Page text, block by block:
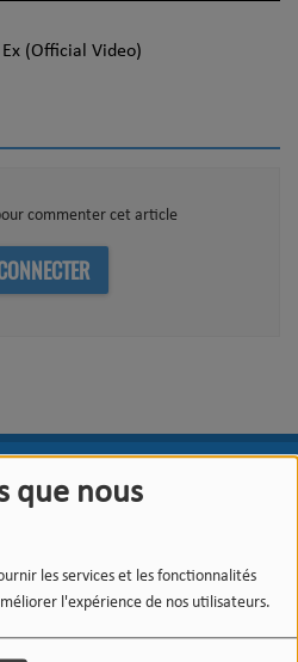
que nous
les services et les fonctionnalités
l'expérience de nos utilisateurs.
(Official Video)
commenter cet article